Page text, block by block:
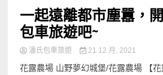
一起遠離都市塵囂，
包車旅遊吧~
潘氏包車旅遊 21 12 月, 2021
花露農場 山野夢幻城堡/花露農場 【